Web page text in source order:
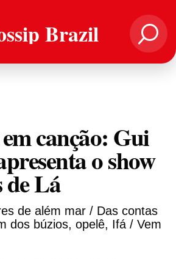
Brazil
canção: Gui
o show
de Lá
de além mar / Das contas
dos búzios, opelê, Ifá / Vem